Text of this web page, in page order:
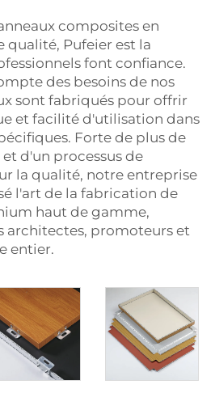
composites en
Pufeier est la
font confiance.
des besoins de nos
sont fabriqués pour offrir
et facilité d'utilisation dans
Forte de plus de
d'un processus de
la qualité, notre entreprise
l'art de la fabrication de
haut de gamme,
architectes, promoteurs et
entier.